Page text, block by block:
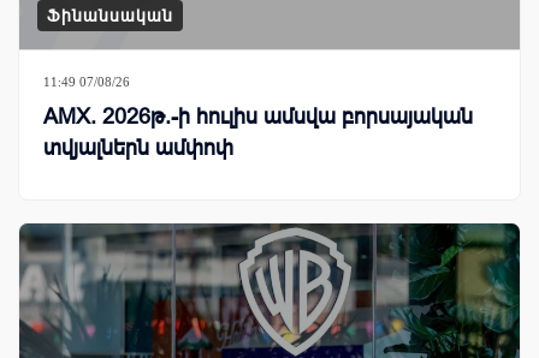
Ֆինանսական
11:49 07/08/26
AMX. 2026թ.-ի հուլիս ամսվա բորսայական
տվյալներն ամփոփ